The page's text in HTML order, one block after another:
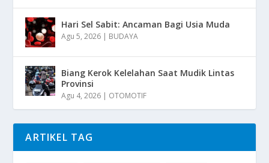
Hari Sel Sabit: Ancaman Bagi Usia Muda
Agu 5, 2026 | BUDAYA
Biang Kerok Kelelahan Saat Mudik Lintas
Provinsi
Agu 4, 2026 | OTOMOTIF
ARTIKEL TAG